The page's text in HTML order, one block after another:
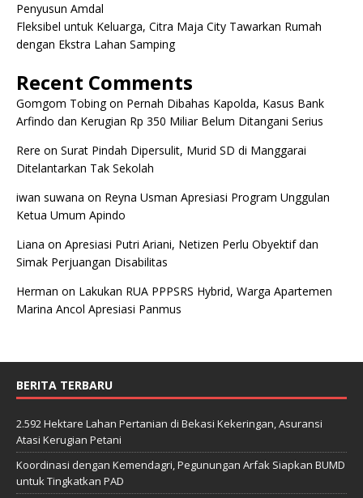
Penyusun Amdal
Fleksibel untuk Keluarga, Citra Maja City Tawarkan Rumah
dengan Ekstra Lahan Samping
Recent Comments
Gomgom Tobingon Pernah Dibahas Kapolda, Kasus Bank
Arfindo dan Kerugian Rp 350 Miliar Belum Ditangani Serius
Rere on Surat Pindah Dipersulit, Murid SD di Manggarai
Ditelantarkan Tak Sekolah
iwan suwana on Reyna Usman Apresiasi Program Unggulan
Ketua Umum Apindo
Liana on Apresiasi Putri Ariani, Netizen Perlu Obyektif dan
Simak Perjuangan Disabilitas
Herman on Lakukan RUA PPPSRS Hybrid, Warga Apartemen
Marina Ancol Apresiasi Panmus
BERITA TERBARU
2.592 Hektare Lahan Pertanian di Bekasi Kekeringan, Asuransi
Atasi Kerugian Petani
Koordinasi dengan Kemendagri, Pegunungan Arfak Siapkan BUMD
untuk Tingkatkan PAD